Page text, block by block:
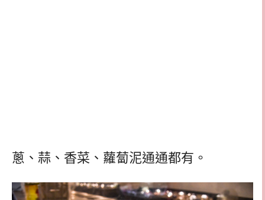
蔥、蒜、香菜、蘿蔔泥通通都有。